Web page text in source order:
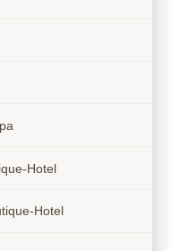
Hotel
Hotel